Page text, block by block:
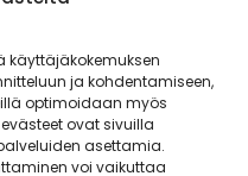
käyttäjäkokemuksen
ja kohdentamiseen,
optimoidaan myös
ovat sivuilla
asettamia.
voi vaikuttaa